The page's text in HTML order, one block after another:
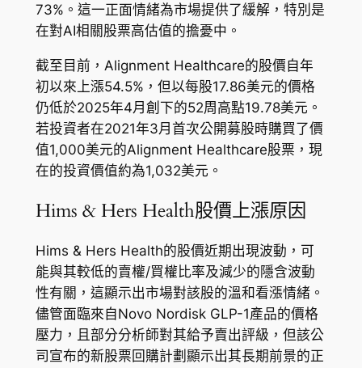
73%。這一正面情緒為市場提供了緩解，特別是
在對AI相關股票高估值的擔憂中。
截至目前，Alignment Healthcare的股價自年
初以來上漲54.5%，但以每股17.86美元的價格
仍低於2025年4月創下的52周高點19.78美元。
若投資者在2021年3月首次公開募股時購買了價
值1,000美元的Alignment Healthcare股票，現
在的投資價值約為1,032美元。
Hims & Hers Health股價上漲原因
Hims & Hers Health的股價近期出現波動，可
能與其較低的賣權/買權比率及減少的隱含波動
性有關，這顯示出市場對該股的溫和看漲情緒。
儘管面臨來自Novo Nordisk GLP-1產品的價格
壓力，且部分分析師對其給予賣出評級，但該公
司宣布的新股票回購計劃顯示出其長期前景的正